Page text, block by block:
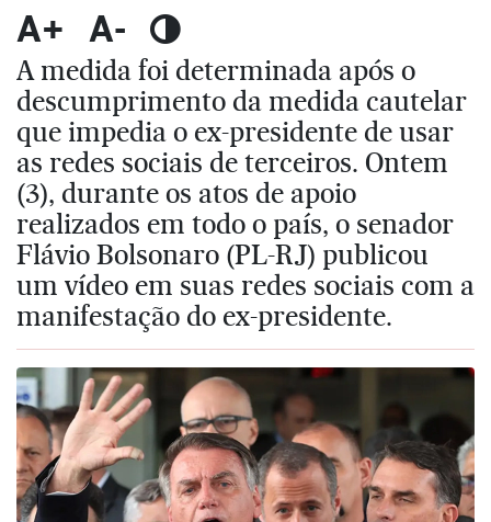
A+ A-
A medida foi determinada após o
descumprimento da medida cautelar
que impedia o ex-presidente de usar
as redes sociais de terceiros. Ontem
(3), durante os atos de apoio
realizados em todo o país, o senador
Flávio Bolsonaro (PL-RJ) publicou
um vídeo em suas redes sociais com a
manifestação do ex-presidente.